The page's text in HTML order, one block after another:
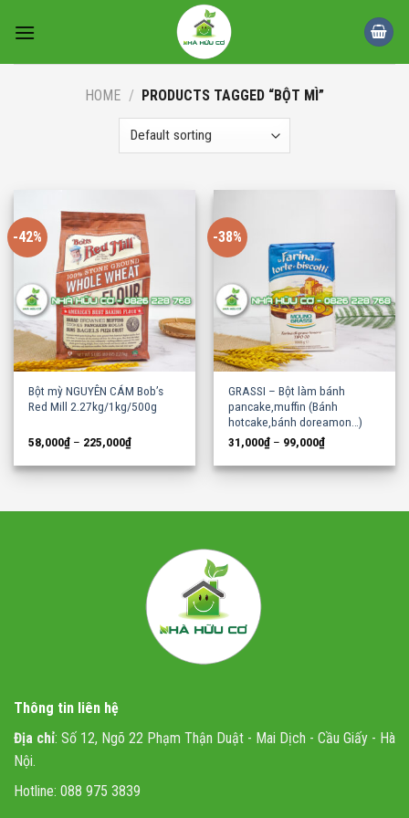
HOME / PRODUCTS TAGGED “BỘT MÌ”
-42%
Bột mỳ NGUYÊN CÁM Bob’s
Red Mill 2.27kg/1kg/500g
58,000₫ – 225,000₫
-38%
GRASSI – Bột làm bánh
pancake,muffin (Bánh
hotcake,bánh doreamon…)
31,000₫ – 99,000₫
Thông tin liên hệ
Địa chỉ: Số 12, Ngõ 22 Phạm Thận Duật - Mai Dịch - Cầu Giấy - Hà
Nội.
Hotline: 088 975 3839